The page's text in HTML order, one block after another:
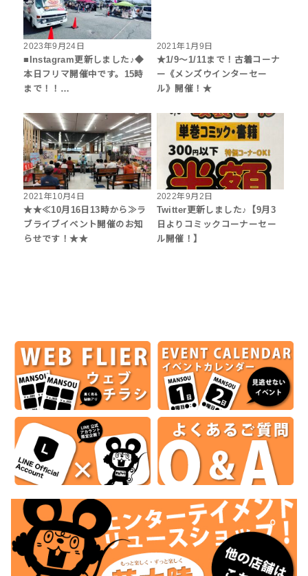
2023年9月24日
■Instagram更新しました♪◆
本日フリマ開催中です。15時
まで！！…
2021年1月9日
★1/9～1/11まで！古着コーナ
ー《メンズウインターセー
ル》開催！★
2021年10月4日
★★≪10月16日13時から≫ラ
ブライブイベント開催のお知
らせです！★★
2022年9月2日
Twitter更新しました♪【9月3
日よりコミックコーナーセー
ル開催！】